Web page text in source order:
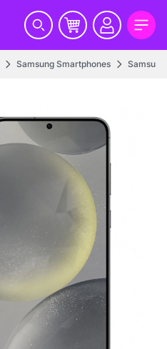
Samsung Smartphones